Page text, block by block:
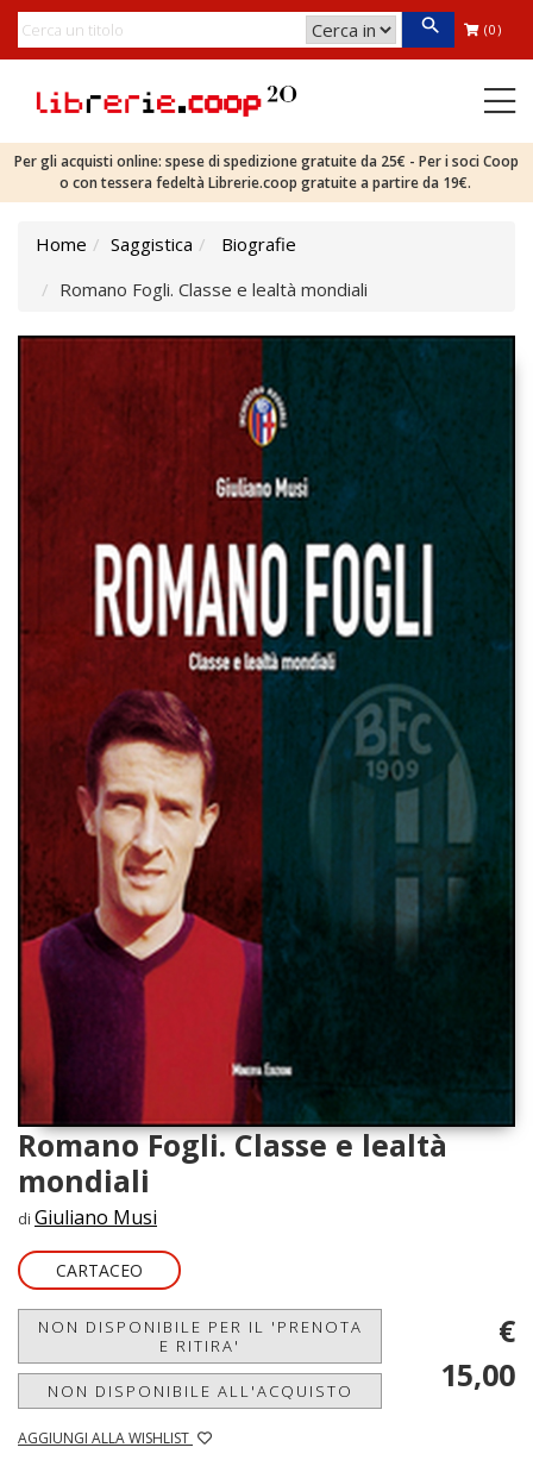
(0)
Per gli acquisti online: spese di spedizione gratuite da 25€ - Per i soci Coop
o con tessera fedeltà Librerie.coop gratuite a partire da 19€.
Home Saggistica
Biografie
Romano Fogli. Classe e lealtà mondiali
Romano Fogli. Classe e lealtà
mondiali
di Giuliano Musi
CARTACEO
NON DISPONIBILE PER IL 'PRENOTA
E RITIRA'
NON DISPONIBILE ALL'ACQUISTO
AGGIUNGI ALLA WISHLIST
€
15,00